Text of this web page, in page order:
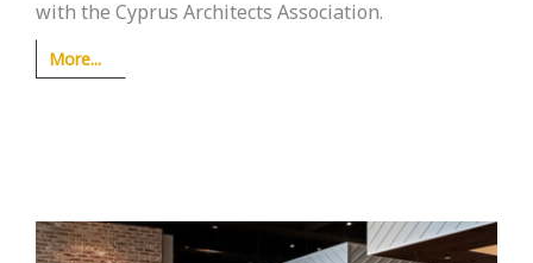
with the Cyprus Architects Association.
More...